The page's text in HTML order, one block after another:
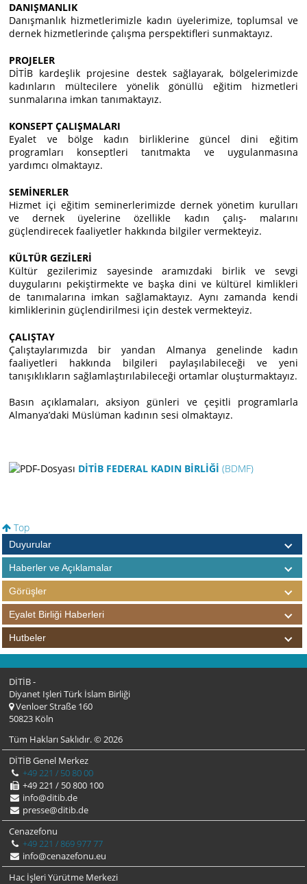
DANIŞMANLIK
Danışmanlık hizmetlerimizle kadın üyelerimize, toplumsal ve
dernek hizmetlerinde çalışma perspektiﬂeri sunmaktayız.
PROJELER
DİTİB kardeşlik projesine destek sağlayarak, bölgelerimizde
kadınların mültecilere yönelik gönüllü eğitim hizmetleri
sunmalarına imkan tanımaktayız.
KONSEPT ÇALIŞMALARI
Eyalet ve bölge kadın birliklerine güncel dini eğitim
programları konseptleri tanıtmakta ve uygulanmasına
yardımcı olmaktayız.
SEMİNERLER
Hizmet içi eğitim seminerlerimizde dernek yönetim kurulları
ve dernek üyelerine özellikle kadın çalış- malarını
güçlendirecek faaliyetler hakkında bilgiler vermekteyiz.
KÜLTÜR GEZİLERİ
Kültür gezilerimiz sayesinde aramızdaki birlik ve sevgi
duygularını pekiştirmekte ve başka dini ve kültürel kimlikleri
de tanımalarına imkan sağlamaktayız. Aynı zamanda kendi
kimliklerinin güçlendirilmesi için destek vermekteyiz.
ÇALIŞTAY
Çalıştaylarımızda bir yandan Almanya genelinde kadın
faaliyetleri hakkında bilgileri paylaşılabileceği ve yeni
tanışıklıkların sağlamlaştırılabileceği ortamlar oluşturmaktayız.
Basın açıklamaları, aksiyon günleri ve çeşitli programlarla
Almanyaʼdaki Müslüman kadının sesi olmaktayız.
DİTİB FEDERAL KADIN BİRLİĞİ (BDMF)
Top
Duyurular
Haberler ve Açıklamalar
Görüşler
Eyalet Birliği Haberleri
Hutbeler
DİTİB -
Diyanet Işleri Türk İslam Birliği
Venloer Straße 160
50823 Köln
Tüm Hakları Saklıdır. © 2026
DİTİB Genel Merkez
+49 221 / 50 80 00
+49 221 / 50 800 100
info@ditib.de
presse@ditib.de
Cenazefonu
+49 221 / 869 977 77
info@cenazefonu.eu
Hac İşleri Yürütme Merkezi